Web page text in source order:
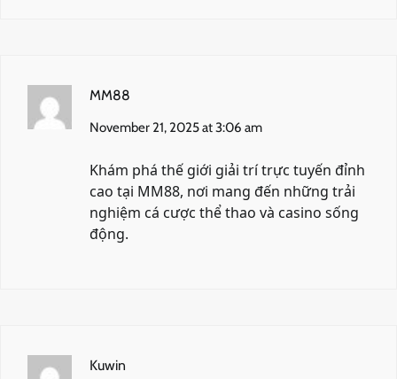
MM88
November 21, 2025 at 3:06 am
Khám phá thế giới giải trí trực tuyến đỉnh
cao tại MM88, nơi mang đến những trải
nghiệm cá cược thể thao và casino sống
động.
Kuwin